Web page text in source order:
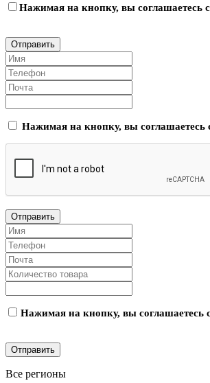
Нажимая на кнопку, вы соглашаетесь с
Нажимая на кнопку, вы соглашаетесь
Нажимая на кнопку, вы соглашаетесь
Все регионы